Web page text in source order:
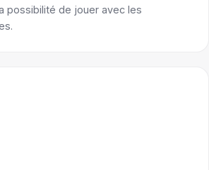
possibilité de jouer avec les